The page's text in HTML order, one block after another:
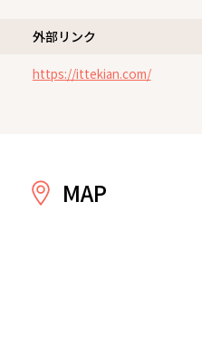
外部リンク
https://ittekian.com/
MAP